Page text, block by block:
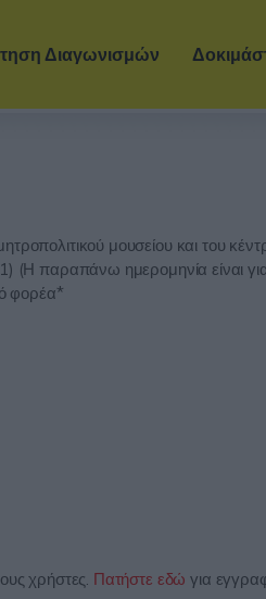
Διαγωνισμών
μουσείου και του
(Η παραπάνω ημερομηνία είναι
φορέα*
χρήστες. Πατήστε εδώ για